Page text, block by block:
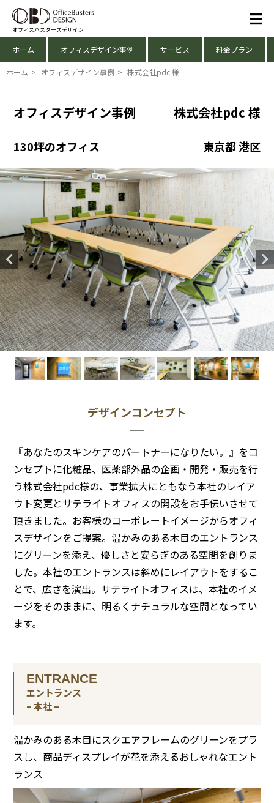
オフィスバスターズデザイン
ホーム オフィスデザイン事例 サービス 料金プラン
ホーム > オフィスデザイン事例 > 株式会社pdc 様
オフィスデザイン事例 株式会社pdc 様
130坪のオフィス 東京都 港区
デザインコンセプト
『あなたのスキンケアのパートナーになりたい。』をコ
ンセプトに化粧品、医薬部外品の企画・開発・販売を行
う株式会社pdc様の、事業拡大にともなう本社のレイア
ウト変更とサテライトオフィスの開設をお手伝いさせて
頂きました。お客様のコーポレートイメージからオフィ
スデザインをご提案。温かみのある木目のエントランス
にグリーンを添え、優しさと安らぎのある空間を創りま
した。本社のエントランスは斜めにレイアウトをするこ
とで、広さを演出。サテライトオフィスは、本社のイメ
ージをそのままに、明るくナチュラルな空間となってい
ます。
ENTRANCE
エントランス
– 本社 –
温かみのある木目にスクエアフレームのグリーンをプラ
スし、商品ディスプレイが花を添えるおしゃれなエント
ランス